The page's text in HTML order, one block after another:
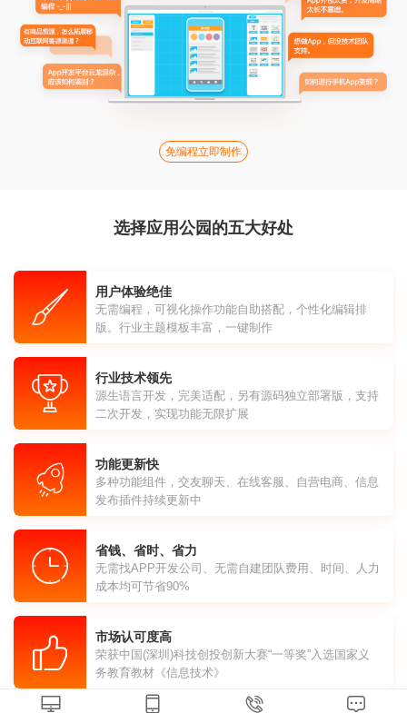
免编程立即制作
选择应用公园的五大好处
用户体验绝佳
无需编程，可视化操作功能自助搭配，个性化编辑排
版。行业主题模板丰富，一键制作
行业技术领先
源生语言开发，完美适配，另有源码独立部署版，支持
二次开发，实现功能无限扩展
功能更新快
多种功能组件，交友聊天、在线客服、自营电商、信息
发布插件持续更新中
省钱、省时、省力
无需找APP开发公司、无需自建团队费用、时间、人力
成本均可节省90%
市场认可度高
荣获中国(深圳)科技创投创新大赛“一等奖”入选国家义
务教育教材《信息技术》